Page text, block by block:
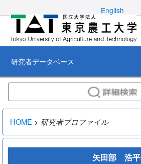
English
研究者データベース
HOME > 研究者プロファイル
矢田部 浩平